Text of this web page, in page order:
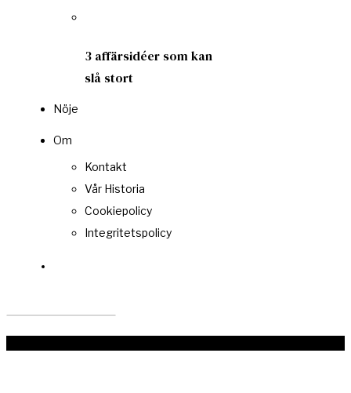
3 affärsidéer som kan
slå stort
Nöje
Om
Kontakt
Vår Historia
Cookiepolicy
Integritetspolicy